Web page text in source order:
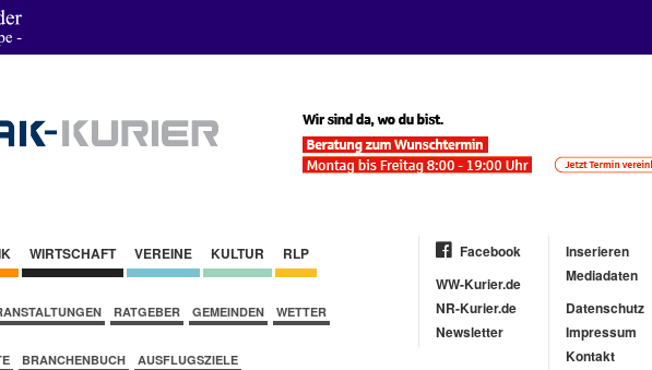
WIRTSCHAFT VEREINE KULTUR RLP
RATGEBER GEMEINDEN WETTER
BRANCHENBUCH AUSFLUGSZIELE
Facebook
WW-Kurier.de
NR-Kurier.de
Newsletter
Inserieren
Mediadaten
Datenschutz
Impressum
Kontakt